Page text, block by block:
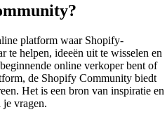
platform waar Shopify-
te helpen, ideeën uit te wisselen en
online verkoper bent of
de Shopify Community biedt
Het is een bron van inspiratie en
je vragen.